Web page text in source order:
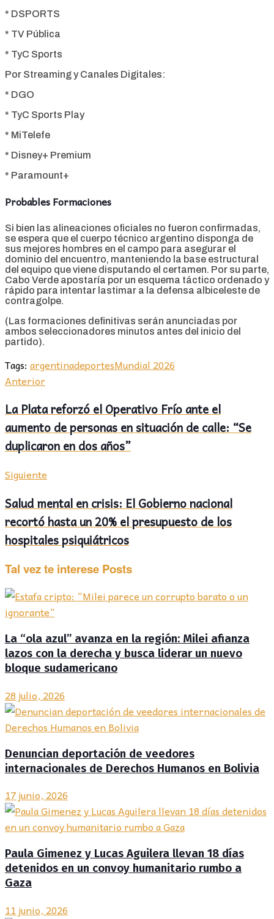
* DSPORTS
* TV Pública
* TyC Sports
Por Streaming y Canales Digitales:
* DGO
* TyC Sports Play
* MiTelefe
* Disney+ Premium
* Paramount+
Probables Formaciones
Si bien las alineaciones oficiales no fueron confirmadas,
se espera que el cuerpo técnico argentino disponga de
sus mejores hombres en el campo para asegurar el
dominio del encuentro, manteniendo la base estructural
del equipo que viene disputando el certamen. Por su parte,
Cabo Verde apostaría por un esquema táctico ordenado y
rápido para intentar lastimar a la defensa albiceleste de
contragolpe.
(Las formaciones definitivas serán anunciadas por
ambos seleccionadores minutos antes del inicio del
partido).
Tags: argentinadeportesMundial 2026
Anterior
La Plata reforzó el Operativo Frío ante el
aumento de personas en situación de calle: “Se
duplicaron en dos años”
Siguiente
Salud mental en crisis: El Gobierno nacional
recortó hasta un 20% el presupuesto de los
hospitales psiquiátricos
Tal vez te interese Posts
La “ola azul” avanza en la región: Milei afianza
lazos con la derecha y busca liderar un nuevo
bloque sudamericano
28 julio, 2026
Denuncian deportación de veedores
internacionales de Derechos Humanos en Bolivia
17 junio, 2026
Paula Gimenez y Lucas Aguilera llevan 18 días
detenidos en un convoy humanitario rumbo a
Gaza
11 junio, 2026